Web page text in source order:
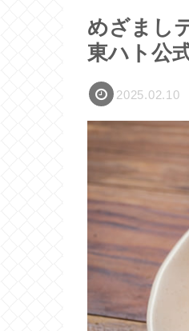
めざまし
東ハト公
2025.02.10